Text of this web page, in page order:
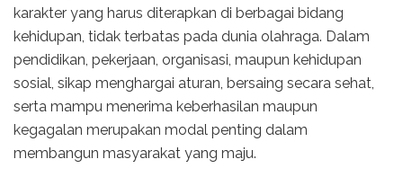
karakter yang harus diterapkan di berbagai bidang
kehidupan, tidak terbatas pada dunia olahraga. Dalam
pendidikan, pekerjaan, organisasi, maupun kehidupan
sosial, sikap menghargai aturan, bersaing secara sehat,
serta mampu menerima keberhasilan maupun
kegagalan merupakan modal penting dalam
membangun masyarakat yang maju.